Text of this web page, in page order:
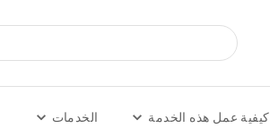
كيفية عمل هذه الخدمة الخدمات